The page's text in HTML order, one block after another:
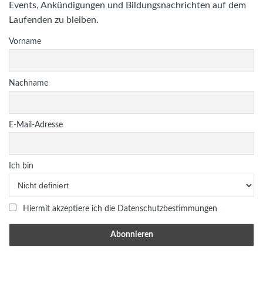
Events, Ankündigungen und Bildungsnachrichten auf dem
Laufenden zu bleiben.
Vorname
Nachname
E-Mail-Adresse
Ich bin
Hiermit akzeptiere ich die Datenschutzbestimmungen